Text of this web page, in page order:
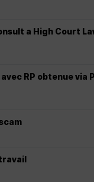
a High Court
RP obtenue via